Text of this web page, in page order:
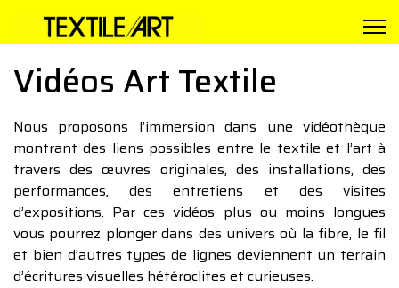
Vidéos Art Textile
Nous proposons l’immersion dans une vidéothèque
montrant des liens possibles entre le textile et l’art à
travers des œuvres originales, des installations, des
performances, des entretiens et des visites
d’expositions. Par ces vidéos plus ou moins longues
vous pourrez plonger dans des univers où la fibre, le fil
et bien d’autres types de lignes deviennent un terrain
d’écritures visuelles hétéroclites et curieuses.